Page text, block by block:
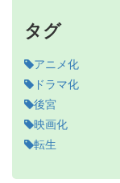
タグ
アニメ化
ドラマ化
後宮
映画化
転生